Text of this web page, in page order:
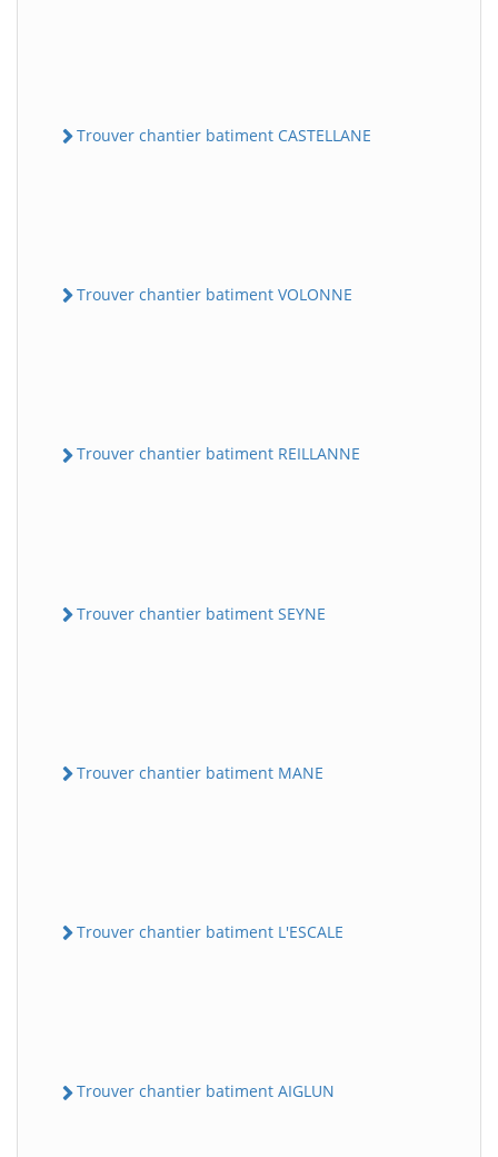
Trouver chantier batiment CASTELLANE
Trouver chantier batiment VOLONNE
Trouver chantier batiment REILLANNE
Trouver chantier batiment SEYNE
Trouver chantier batiment MANE
Trouver chantier batiment L'ESCALE
Trouver chantier batiment AIGLUN